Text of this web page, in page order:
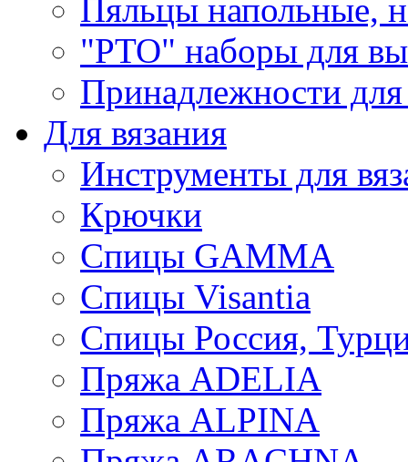
Пяльцы напольные,
"РТО" наборы для
Принадлежности
Для вязания
Инструменты для
Крючки
Спицы GAMMA
Спицы Visantia
Спицы Россия,
Пряжа ADELIA
Пряжа ALPINA